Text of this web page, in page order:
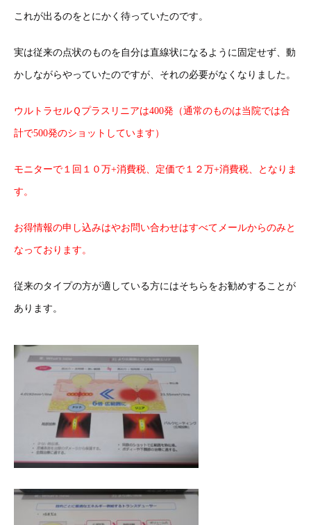
これが出るのをとにかく待っていたのです。
実は従来の点状のものを自分は直線状になるように固定せず、動
かしながらやっていたのですが、それの必要がなくなりました。
ウルトラセルＱプラスリニアは400発（通常のものは当院では合
計で500発のショットしています）
モニターで１回１０万+消費税、定価で１２万+消費税、となりま
す。
お得情報の申し込みはやお問い合わせはすべてメールからのみと
なっております。
従来のタイプの方が適している方にはそちらをお勧めすることが
あります。